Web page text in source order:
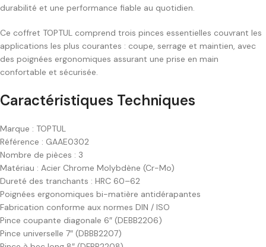
durabilité et une performance fiable au quotidien.
Ce coffret TOPTUL comprend trois pinces essentielles couvrant les
applications les plus courantes : coupe, serrage et maintien, avec
des poignées ergonomiques assurant une prise en main
confortable et sécurisée.
Caractéristiques Techniques
Marque : TOPTUL
Référence : GAAE0302
Nombre de pièces : 3
Matériau : Acier Chrome Molybdène (Cr-Mo)
Dureté des tranchants : HRC 60–62
Poignées ergonomiques bi-matière antidérapantes
Fabrication conforme aux normes DIN / ISO
Pince coupante diagonale 6″ (DEBB2206)
Pince universelle 7″ (DBBB2207)